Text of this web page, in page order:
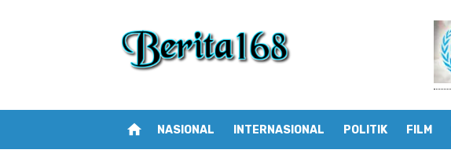
home NASIONAL INTERNASIONAL POLITIK FILM